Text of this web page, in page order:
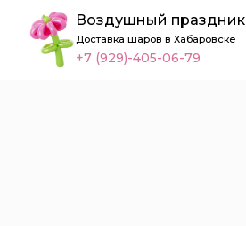
Воздушный праздник
Доставка шаров в Хабаровске
+7 (929)-405-06-79